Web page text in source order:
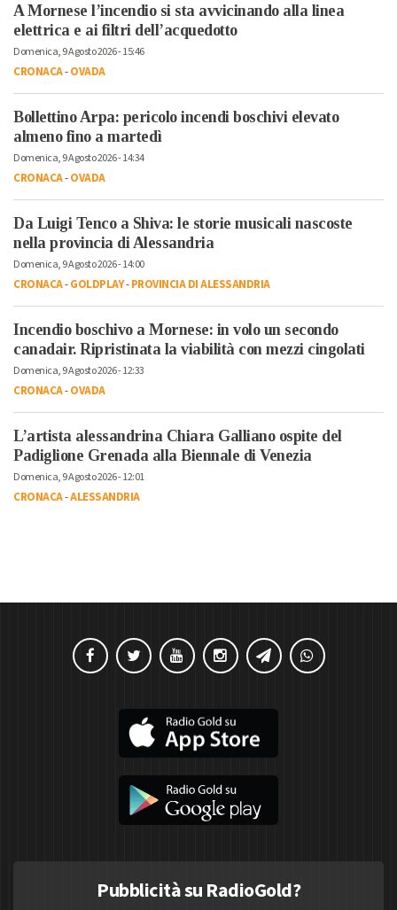
A Mornese l’incendio si sta avvicinando alla linea
elettrica e ai filtri dell’acquedotto
Domenica, 9 Agosto 2026 - 15:46
CRONACA-OVADA
Bollettino Arpa: pericolo incendi boschivi elevato
almeno fino a martedì
Domenica, 9 Agosto 2026 - 14:34
CRONACA-OVADA
Da Luigi Tenco a Shiva: le storie musicali nascoste
nella provincia di Alessandria
Domenica, 9 Agosto 2026 - 14:00
CRONACA-GOLDPLAY-PROVINCIA DI ALESSANDRIA
Incendio boschivo a Mornese: in volo un secondo
canadair. Ripristinata la viabilità con mezzi cingolati
Domenica, 9 Agosto 2026 - 12:33
CRONACA-OVADA
L’artista alessandrina Chiara Galliano ospite del
Padiglione Grenada alla Biennale di Venezia
Domenica, 9 Agosto 2026 - 12:01
CRONACA-ALESSANDRIA
Pubblicità su RadioGold?